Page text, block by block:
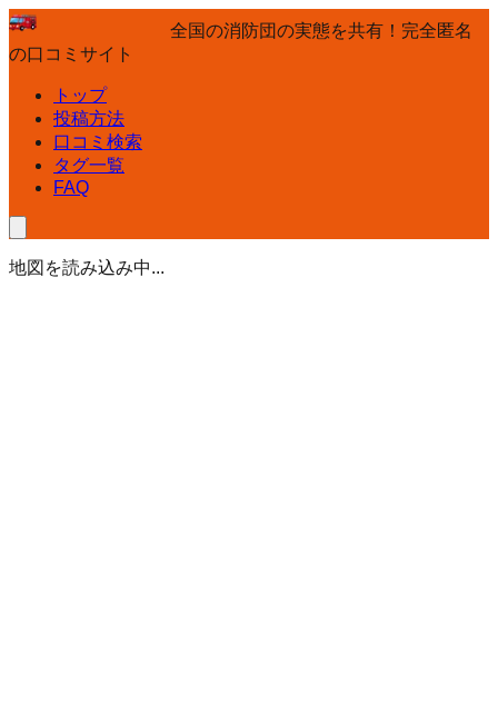
全国の消防団の実態を共有！完全匿名
の口コミサイト
トップ
投稿方法
口コミ検索
タグ一覧
FAQ
地図を読み込み中...